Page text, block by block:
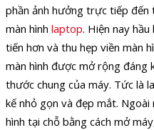
phần ảnh hưởng trực tiếp đến
màn hình laptop. Hiện nay
tiến hơn và thu hẹp viền màn
màn hình được mở rộng đáng
thước chung của máy. Tức là
kế nhỏ gọn và đẹp mắt.
hình tại chỗ bằng cách mở